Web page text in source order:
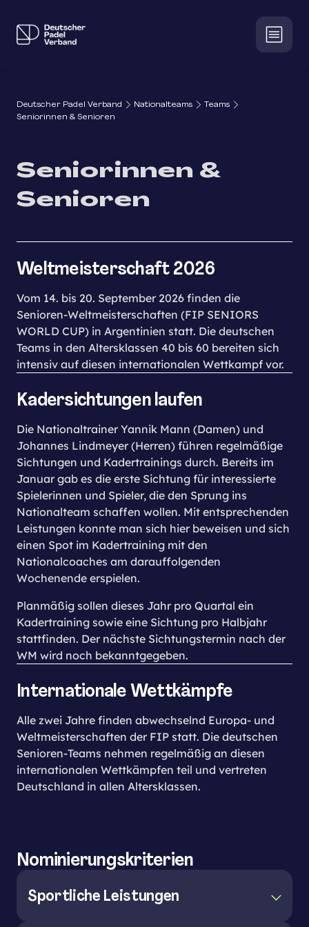
Deutscher Padel Verband Nationalteams
Teams
Seniorinnen & Senioren
Seniorinnen &
Senioren
Weltmeisterschaft 2026
Vom 14. bis 20. September 2026 finden die
Senioren-Weltmeisterschaften (FIP SENIORS
WORLD CUP) in Argentinien statt. Die deutschen
Teams in den Altersklassen 40 bis 60 bereiten sich
intensiv auf diesen internationalen Wettkampf vor.
Kadersichtungen laufen
Die Nationaltrainer Yannik Mann (Damen) und
Johannes Lindmeyer (Herren) führen regelmäßige
Sichtungen und Kadertrainings durch. Bereits im
Januar gab es die erste Sichtung für interessierte
Spielerinnen und Spieler, die den Sprung ins
Nationalteam schaffen wollen. Mit entsprechenden
Leistungen konnte man sich hier beweisen und sich
einen Spot im Kadertraining mit den
Nationalcoaches am darauffolgenden
Wochenende erspielen.
Planmäßig sollen dieses Jahr pro Quartal ein
Kadertraining sowie eine Sichtung pro Halbjahr
stattfinden. Der nächste Sichtungstermin nach der
WM wird noch bekanntgegeben.
Internationale Wettkämpfe
Alle zwei Jahre finden abwechselnd Europa- und
Weltmeisterschaften der FIP statt. Die deutschen
Senioren-Teams nehmen regelmäßig an diesen
internationalen Wettkämpfen teil und vertreten
Deutschland in allen Altersklassen.
Nominierungskriterien
Sportliche Leistungen